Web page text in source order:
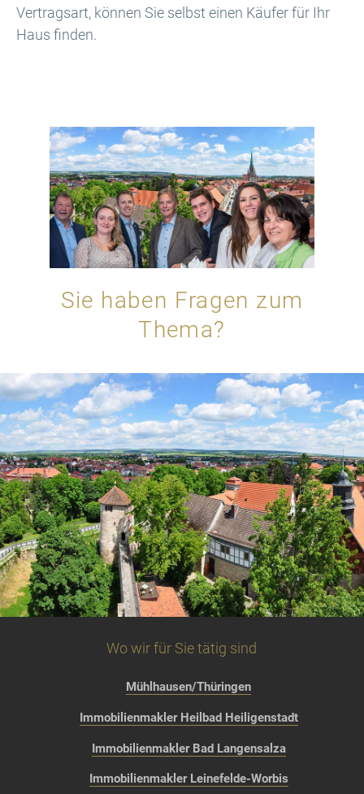
Vertragsart, können Sie selbst einen Käufer für Ihr
Haus finden.
Sie haben Fragen zum
Thema?
Wo wir für Sie tätig sind
Mühlhausen/Thüringen
Immobilienmakler Heilbad Heiligenstadt
Immobilienmakler Bad Langensalza
Immobilienmakler Leinefelde-Worbis